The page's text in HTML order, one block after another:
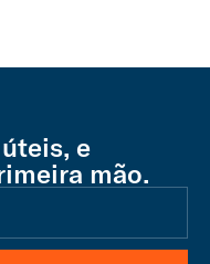
e
mão.